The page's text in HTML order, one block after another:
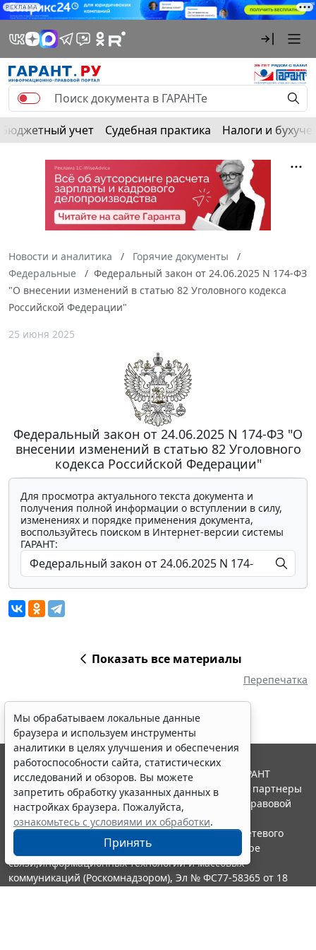
РЕКЛАМА
Бюджетный учет Судебная практика Налоги и
Новости и аналитика
Горячие документы
Федеральные
Федеральный закон от 24.06.2025 N 174-ФЗ
"О внесении изменений в статью 82 Уголовного кодекса
Российской Федерации"
25 июня 2025
Федеральный закон от 24.06.2025 N 174-ФЗ "О
внесении изменений в статью 82 Уголовного
кодекса Российской Федерации"
Для просмотра актуального текста документа и
получения полной информации о вступлении в силу,
изменениях и порядке применения документа,
воспользуйтесь поиском в Интернет-версии системы
ГАРАНТ:
Показать все материалы
Перепечатка
Мы обрабатываем локальные данные
браузера и используем инструменты
аналитики в целях улучшения и обеспечения
работоспособности сайта, статистических
исследований и обзоров. Вы можете
запретить обработку указанных данных в
настройках браузера. Пожалуйста,
ознакомьтесь с условиями их обработки.
Принять
© ООО "НПП "ГАРАНТ-СЕРВИС", 2026. Система ГАРАНТ
выпускается с 1990 года. Компания "Гарант" и ее партнеры
являются участниками Российской ассоциации правовой
информации ГАРАНТ.
Портал ГАРАНТ.РУ зарегистрирован в качестве сетевого
издания Федеральной службой по надзору в сфере
связи,информационных технологий и массовых
коммуникаций (Роскомнадзором), Эл № ФС77-58365 от 18